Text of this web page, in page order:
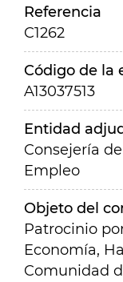
Referencia
C1262
Código de la
A13037513
Entidad
Consejería
Empleo
Objeto del
Patrocinio
Economía,
Comunidad